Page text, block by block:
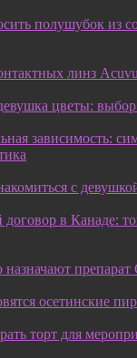
полушубок из
линз
цветы: выбор
зависимость:
с
в Канаде:
назначают препарат
осетинские
торт для